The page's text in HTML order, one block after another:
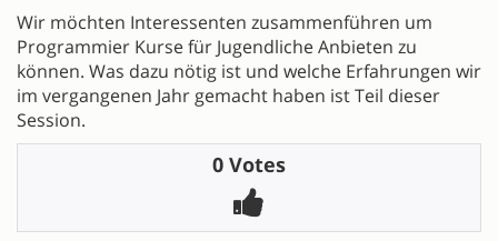
Wir möchten Interessenten zusammenführen um
Programmier Kurse für Jugendliche Anbieten zu
können. Was dazu nötig ist und welche Erfahrungen wir
im vergangenen Jahr gemacht haben ist Teil dieser
Session.
0 Votes